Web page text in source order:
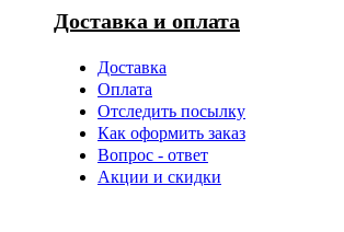
Доставка и оплата
Доставка
Оплата
Отследить посылку
Как оформить заказ
Вопрос - ответ
Акции и скидки